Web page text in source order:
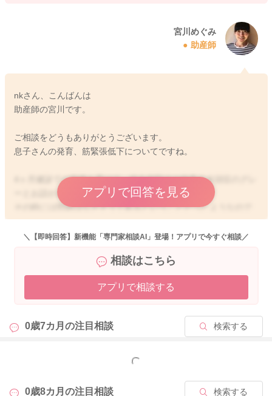
宮川めぐみ
助産師
nkさん、こんばんは
助産師の宮川です。
ご相談をどうもありがとうございます。
息子さんの発育、筋緊張低下についてですね。
4ヶ月健診での指摘を受けて、総合病院での検査で水頭症のグレ
ーとお話があったのですね。
その時には問題はなさそうであるということだったようなので
すが、月齢が進み、運動発達に気になることが出てきているの
ですね。
が、7ヶ月健診で再度筋緊張低下というお話があったということ
で、
相談をされてみてもいいと思いますよ。
せん。
ご心配だと思いますので、相談をしていただけたらと思いま
どうぞよろしくお願いします。
アプリで回答を見る
＼【即時回答】新機能「専門家相談AI」登場！アプリで今すぐ相談／
相談はこちら
アプリで相談する
0歳7カ月の注目相談 検索する
もっと見る
0歳8カ月の注目相談 検索する